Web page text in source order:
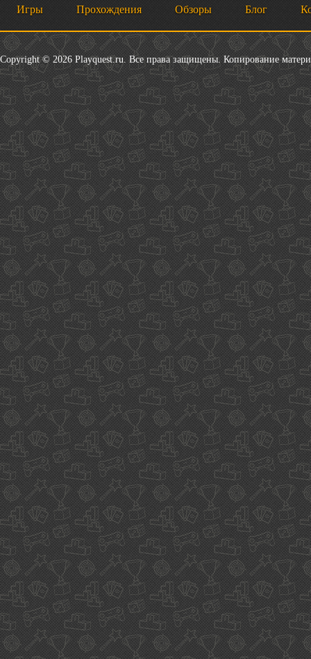
Игры Прохождения Обзоры Блог
Copyright © 2026 Playquest.ru. Все права защищены. Копирование